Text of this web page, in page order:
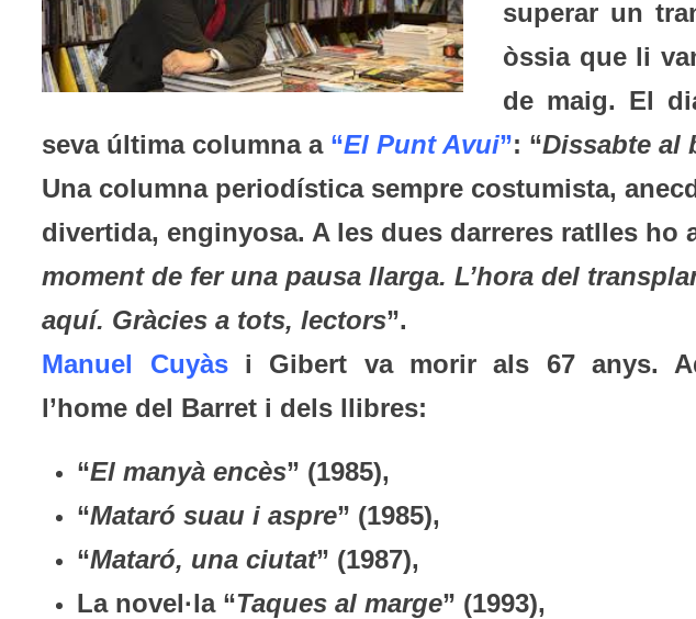
superar un
òssia que li
de maig. El
seva última columna a “El Punt Avui”: “Dissabte al
Una columna periodística sempre costumista,
divertida, enginyosa. A les dues darreres ratlles ho
moment de fer una pausa llarga. L’hora del
aquí. Gràcies a tots, lectors”.
Manuel Cuyàsi Gibert va morir als 67 anys.
l’home del Barret i dels llibres:
“El manyà encès” (1985),
“Mataró suau i aspre” (1985),
“Mataró, una ciutat” (1987),
La novel·la “Taques al marge” (1993),